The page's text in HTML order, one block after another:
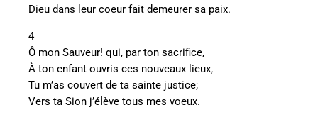
Dieu dans leur coeur fait demeurer sa paix.
4
Ô mon Sauveur! qui, par ton sacrifice,
À ton enfant ouvris ces nouveaux lieux,
Tu m’as couvert de ta sainte justice;
Vers ta Sion j’élève tous mes voeux.